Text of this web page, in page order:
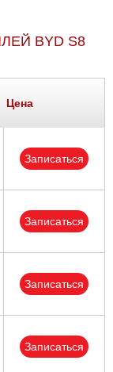
BYD S8
Цена
Записаться
Записаться
Записаться
Записаться